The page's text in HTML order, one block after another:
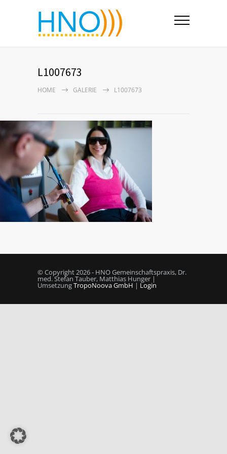
L1007673
HOME GALERIE L1007673
© Copyright 2026 - HNO Gemeinschaftspraxis, Dr.
med. Stefan Tauber, Matthias Hunger |
UmsetzungTropoNoova GmbH | Login